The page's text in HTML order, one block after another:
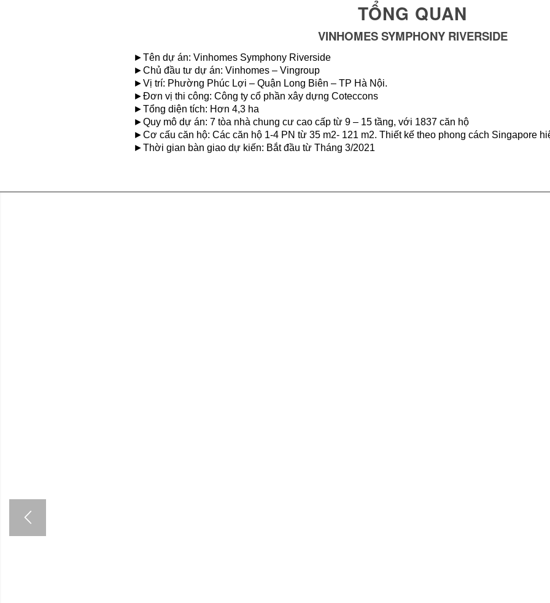
TỔNG QUAN
VINHOMES SYMPHONY RIVERSIDE
►Tên dự án: Vinhomes Symphony Riverside
►Chủ đầu tư dự án: Vinhomes – Vingroup
►Vị trí: Phường Phúc Lợi – Quận Long Biên – TP Hà Nội.
►Đơn vị thi công: Công ty cổ phần xây dựng Coteccons
►Tổng diện tích: Hơn 4,3 ha
►Quy mô dự án: 7 tòa nhà chung cư cao cấp từ 9 – 15 tầng, với 1837 căn hộ
►Cơ cấu căn hộ: Các căn hộ 1-4 PN từ 35 m2- 121 m2. Thiết kế theo phong cách Singapore
►Thời gian bàn giao dự kiến: Bắt đầu từ Tháng 3/2021